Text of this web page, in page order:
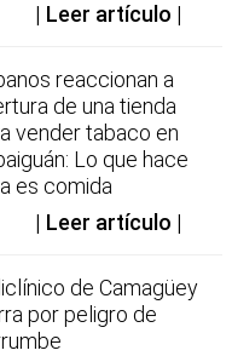
Leer artículo
reaccionan a
de una tienda
vender tabaco en
Lo que hace
es comida
Leer artículo
de Camagüey
por peligro de